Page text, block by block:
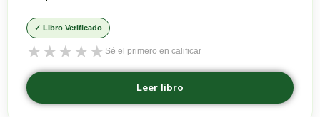
✓ Libro Verificado
★★★★★ Sé el primero en calificar
Leer libro